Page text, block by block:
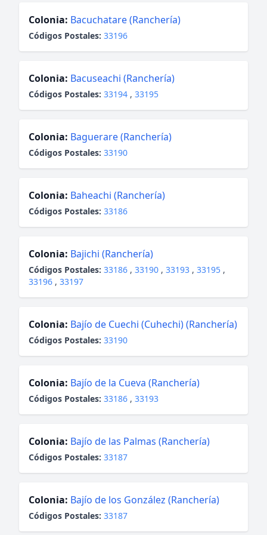
Colonia: Bacuchatare (Ranchería)
Códigos Postales: 33196
Colonia: Bacuseachi (Ranchería)
Códigos Postales: 33194 , 33195
Colonia: Baguerare (Ranchería)
Códigos Postales: 33190
Colonia: Baheachi (Ranchería)
Códigos Postales: 33186
Colonia: Bajichi (Ranchería)
Códigos Postales: 33186 , 33190 , 33193 , 33195 ,
33196 , 33197
Colonia: Bajío de Cuechi (Cuhechi) (Ranchería)
Códigos Postales: 33190
Colonia: Bajío de la Cueva (Ranchería)
Códigos Postales: 33186 , 33193
Colonia: Bajío de las Palmas (Ranchería)
Códigos Postales: 33187
Colonia: Bajío de los González (Ranchería)
Códigos Postales: 33187